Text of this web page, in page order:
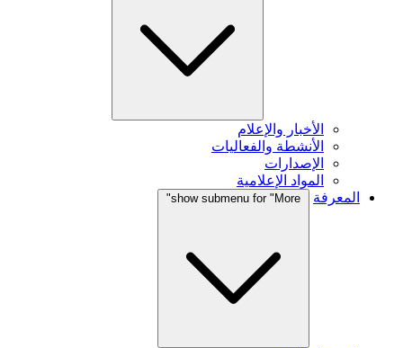
الأخبار والإعلام
الأنشطة والفعاليات
الإصدارات
المواد الإعلامية
المعرفة
show submenu for "More"